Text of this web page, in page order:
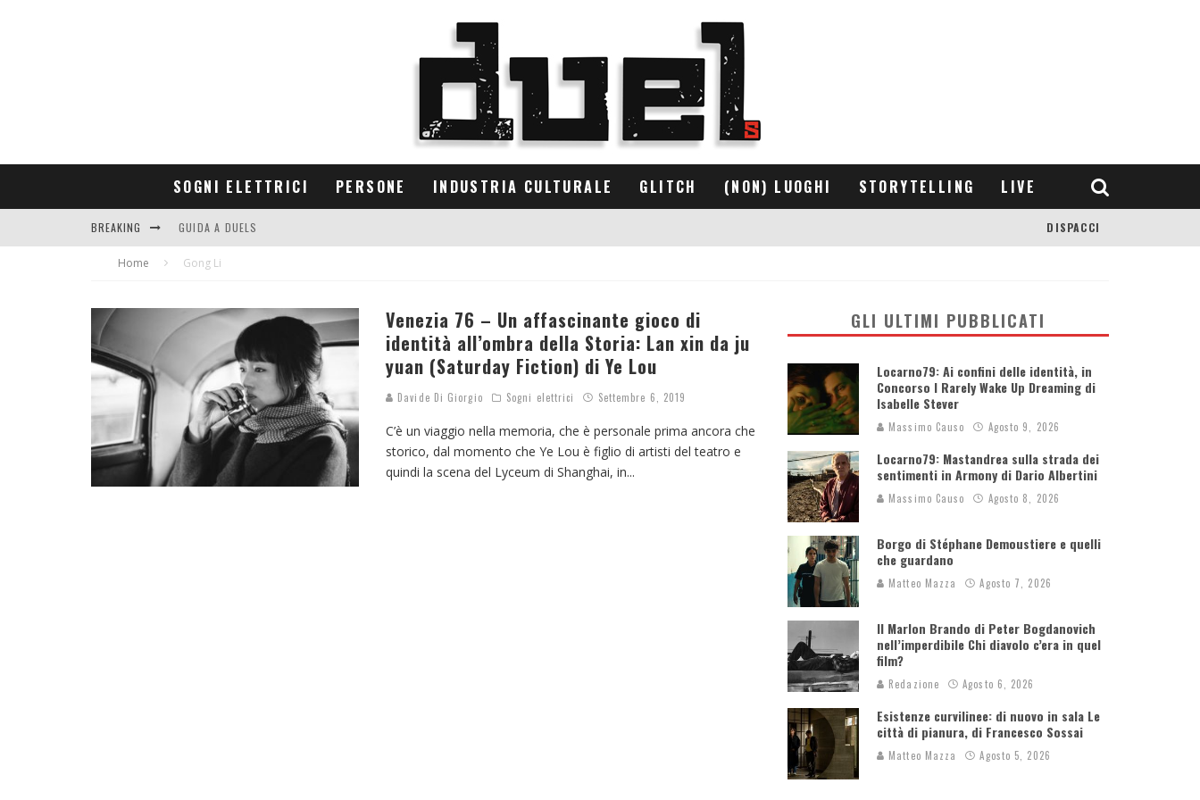
SOGNI ELETTRICI PERSONE INDUSTRIA CULTURALE GLITCH (NON) LUOGHI STORYTELLING LIVE
BREAKING GUIDA A DUELS
CONTRIBUTORS
DISPACCI
Home Gong Li
Venezia 76 – Un affascinante gioco di
identità all’ombra della Storia: Lan xin da ju
yuan (Saturday Fiction) di Ye Lou
Davide Di Giorgio Sogni elettrici Settembre 6, 2019
C’è un viaggio nella memoria, che è personale prima ancora che
storico, dal momento che Ye Lou è figlio di artisti del teatro e
quindi la scena del Lyceum di Shanghai, in...
GLI ULTIMI PUBBLICATI
Locarno79: Ai confini delle identità, in
Concorso I Rarely Wake Up Dreaming di
Isabelle Stever
Massimo Causo Agosto 9, 2026
Locarno79: Mastandrea sulla strada dei
sentimenti in Armony di Dario Albertini
Massimo Causo Agosto 8, 2026
Borgo di Stéphane Demoustiere e quelli
che guardano
Matteo Mazza Agosto 7, 2026
Il Marlon Brando di Peter Bogdanovich
nell’imperdibile Chi diavolo c’era in quel
film?
Redazione Agosto 6, 2026
Esistenze curvilinee: di nuovo in sala Le
città di pianura, di Francesco Sossai
Matteo Mazza Agosto 5, 2026